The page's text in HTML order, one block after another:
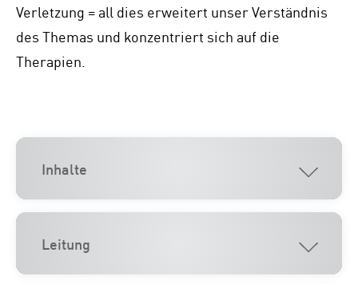
Verletzung = all dies erweitert unser Verständnis
des Themas und konzentriert sich auf die
Therapien.
Inhalte
Leitung